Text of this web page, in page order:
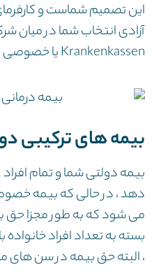
این تصمیم شماست و
آزادی انتخاب شما در میان
Krankenkassen یا خصوصی نیست.
بیمه های ترکیبی
بیمه دولتی شما و تمام
دهد ، در حالی که بیمه
می شود که به طور مجزا حق
بسته به تعداد افراد
، البته حق بیمه در سن